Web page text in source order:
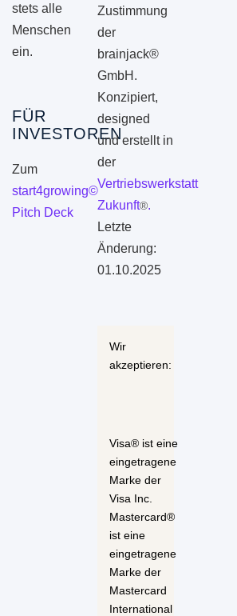
stets alle
Menschen
ein.
FÜR
INVESTOREN
Zum
start4growing©
Pitch Deck
Zustimmung
der
brainjack®
GmbH.
Konzipiert,
designed
und erstellt in
der
Vertriebswerkstatt
Zukunft®.
Letzte
Änderung:
01.10.2025
Wir
akzeptieren:
Visa® ist eine
eingetragene
Marke der
Visa Inc.
Mastercard®
ist eine
eingetragene
Marke der
Mastercard
International